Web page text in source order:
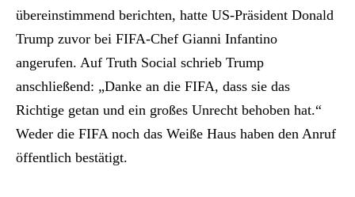
übereinstimmend berichten, hatte US-Präsident Donald
Trump zuvor bei FIFA-Chef Gianni Infantino
angerufen. Auf Truth Social schrieb Trump
anschließend: „Danke an die FIFA, dass sie das
Richtige getan und ein großes Unrecht behoben hat.“
Weder die FIFA noch das Weiße Haus haben den Anruf
öffentlich bestätigt.